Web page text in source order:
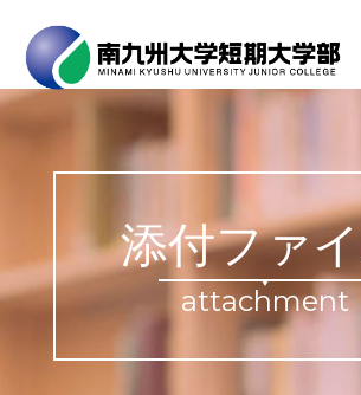
添付ファ
attachment